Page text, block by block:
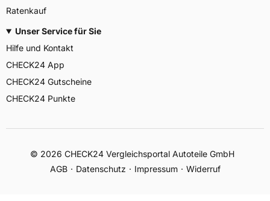
Ratenkauf
Unser Service für Sie
Hilfe und Kontakt
CHECK24 App
CHECK24 Gutscheine
CHECK24 Punkte
© 2026 CHECK24 Vergleichsportal Autoteile GmbH
AGB
Datenschutz Impressum Widerruf